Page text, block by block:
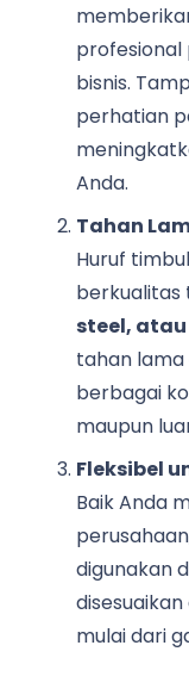
profesional
bisnis.
perhatian
Anda.
Tahan
Huruf
berkualitas
steel,
tahan
berbagai
maupun
Fleksibel
Baik Anda
digunakan
mulai dari